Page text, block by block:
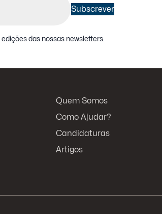
Subscrever
edições das nossas newsletters.
Quem Somos
Como Ajudar?
Candidaturas
Artigos